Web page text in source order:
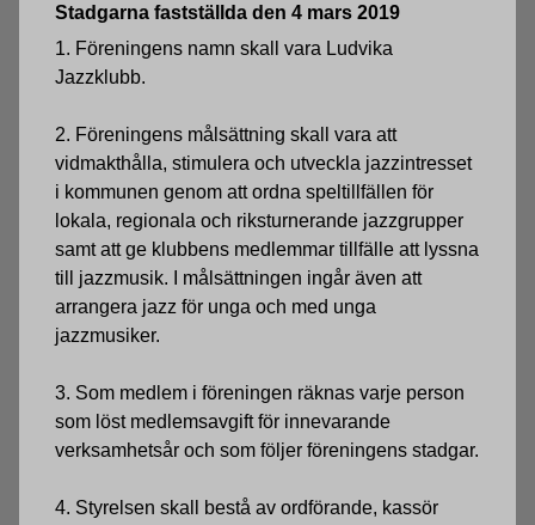
Stadgarna fastställda den 4 mars 2019
1. Föreningens namn skall vara Ludvika
Jazzklubb.
2. Föreningens målsättning skall vara att
vidmakthålla, stimulera och utveckla jazz­intresset
i kommunen genom att ordna speltillfällen för
lokala, regionala och riks­turnerande jazzgrupper
samt att ge klubbens medlemmar tillfälle att lyssna
till jazzmusik. I målsättningen ingår även att
arrangera jazz för unga och med unga
jazzmusiker.
3. Som medlem i föreningen räknas varje person
som löst medlemsavgift för inne­varande
verksamhetsår och som följer föreningens stadgar.
4. Styrelsen skall bestå av ordförande, kassör